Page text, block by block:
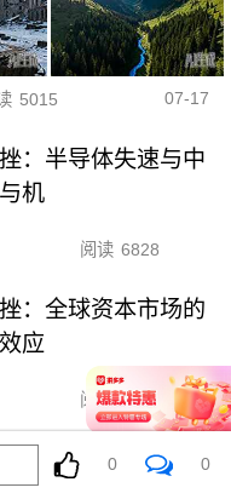
5015 07-17
：半导体失速与中
机
阅读 6828
：全球资本市场的
应
阅读 5738
资者应对策略
0 0